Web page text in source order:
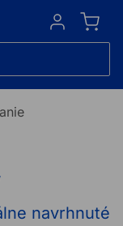
Sign in
navrhnuté